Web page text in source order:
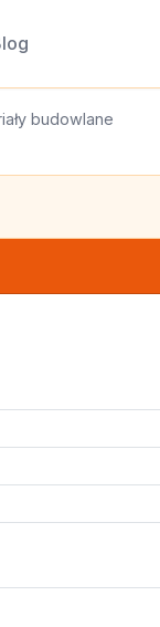
budowlane